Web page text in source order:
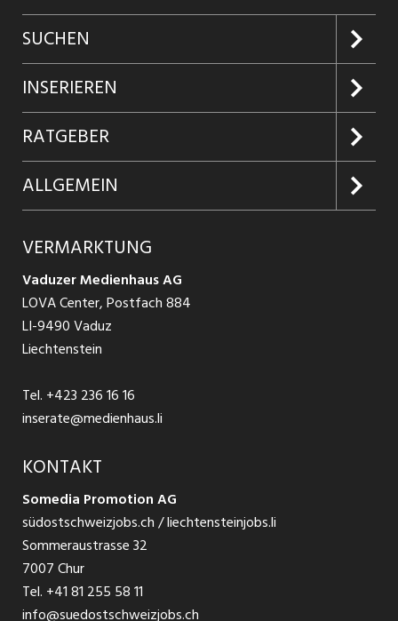
SUCHEN
Jobs suchen
Jobabo
Firmen entdecken
Jobs in Graubünden
Jobs in St. Gallen
Jobs in Glarus
Jobs in der Südostschweiz
Temporär Jobs
Teilzeit Jobs
Praktikum
INSERIEREN
Kundenlogin
Inserieren
Produkte
Schnittstelle
RATGEBER
Glossar
Ratgeber Bewerbung / Rekrutierung
ALLGEMEIN
AGB
Datenschutzbestimmungen
Nutzungsbedingungen
Impressum
VERMARKTUNG
Vaduzer Medienhaus AG
LOVA Center, Postfach 884
LI-9490 Vaduz
Liechtenstein
Tel. +423 236 16 16
inserate@medienhaus.li
KONTAKT
Somedia Promotion AG
südostschweizjobs.ch / liechtensteinjobs.li
Sommeraustrasse 32
7007 Chur
Tel. +41 81 255 58 11
info@suedostschweizjobs.ch